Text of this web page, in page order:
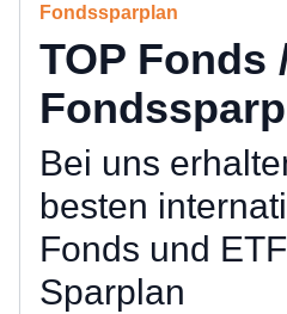
Fondssparplan
TOP Fonds
Bei uns
besten
Fonds und
Sparplan